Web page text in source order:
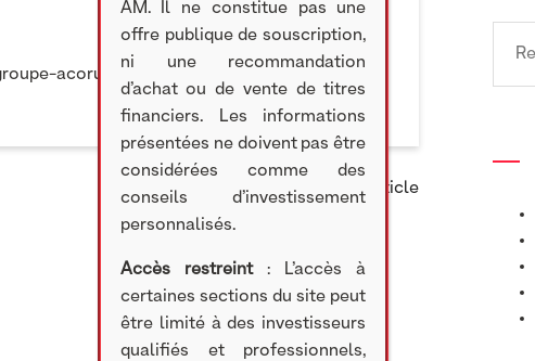
acorus.fr/acorus-agrandit-sa-flotte-de-
Partager cet article
AM. Il ne constitue pas une
offre publique de souscription,
ni une recommandation
d’achat ou de vente de titres
financiers. Les informations
présentées ne doivent pas être
considérées comme des
conseils d’investissement
personnalisés.
Accès restreint: L’accès à
certaines sections du site peut
être limité à des investisseurs
qualifiés et professionnels,